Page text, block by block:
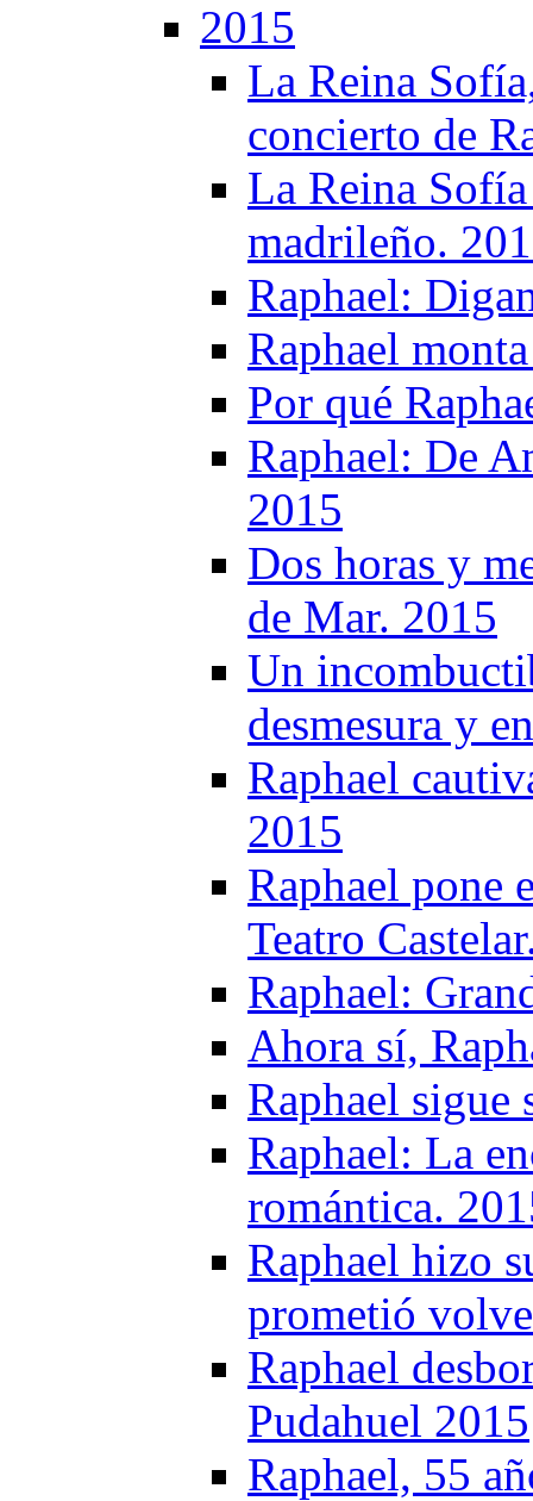
2015
La Reina
concierto de
La Reina
madrileño.
Raphael:
Raphael
Por qué
Raphael: De
2015
Dos horas y
de Mar. 2015
Un
desmesura y
Raphael
2015
Raphael pone
Teatro
Raphael:
Ahora sí,
Raphael sigue
Raphael: La
romántica.
Raphael hizo
prometió
Raphael
Pudahuel 2015
Raphael, 55